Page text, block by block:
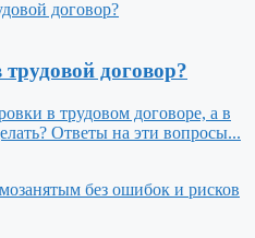
договор?
в трудовом договоре, а в
Ответы на эти вопросы...